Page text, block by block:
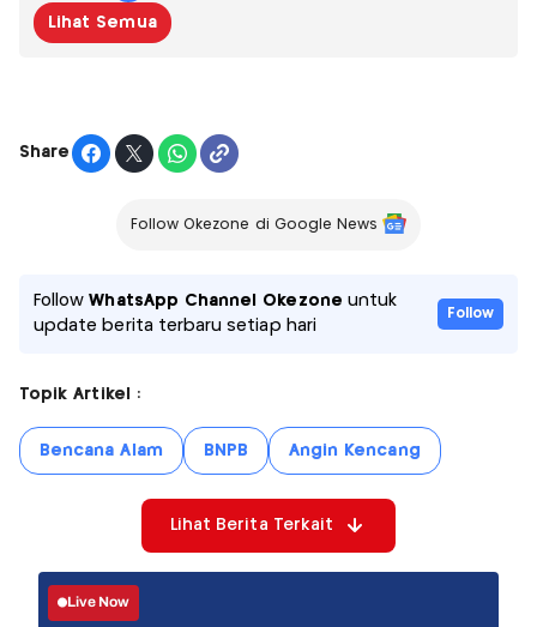
Lihat Semua
Share
Follow Okezone di Google News
FollowWhatsApp Channel Okezone untuk
update berita terbaru setiap hari
Follow
Topik Artikel :
Bencana Alam BNPB Angin Kencang
Lihat Berita Terkait
Live Now